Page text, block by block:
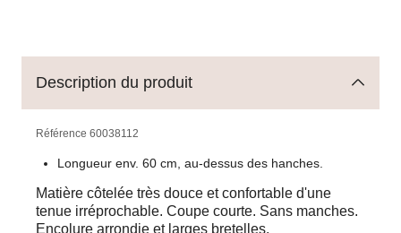
Description du produit
Référence 60038112
Longueur env. 60 cm, au-dessus des hanches.
Matière côtelée très douce et confortable d'une
tenue irréprochable. Coupe courte. Sans manches.
Encolure arrondie et larges bretelles.